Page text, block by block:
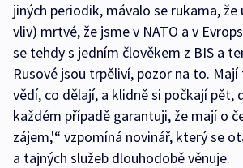
jiných periodik, mávalo se rukama, že
vliv) mrtvé, že jsme v NATO a v
se tehdy s jedním člověkem z BIS a
Rusové jsou trpěliví, pozor na to.
vědí, co dělají, a klidně si počkají pět,
každém případě garantuji, že mají o
zájem,'“ vzpomíná novinář, který se
a tajných služeb dlouhodobě věnuje.